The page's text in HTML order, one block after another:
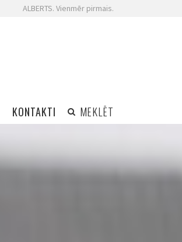
ALBERTS. Vienmēr pirmais.
KONTAKTI MEKLĒT